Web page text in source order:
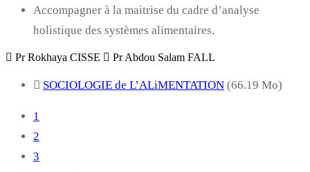
Accompagner à la maitrise du cadre d’analyse
holistique des systèmes alimentaires.
Pr Rokhaya CISSE Pr Abdou Salam FALL
SOCIOLOGIE de L’ALiMENTATION (66.19 Mo)
Page
courante
1
Page
2
Page
3